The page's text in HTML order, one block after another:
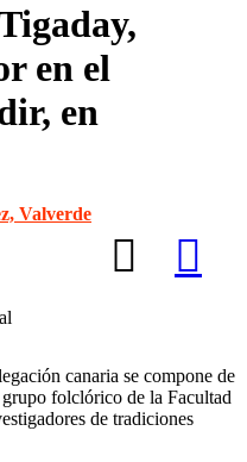
en el
en
Valverde
canaria se compone de
folclórico de la Facultad
de tradiciones